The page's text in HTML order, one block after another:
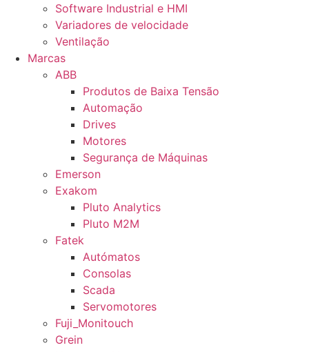
Software Industrial e HMI
Variadores de velocidade
Ventilação
Marcas
ABB
Produtos de Baixa Tensão
Automação
Drives
Motores
Segurança de Máquinas
Emerson
Exakom
Pluto Analytics
Pluto M2M
Fatek
Autómatos
Consolas
Scada
Servomotores
Fuji_Monitouch
Grein